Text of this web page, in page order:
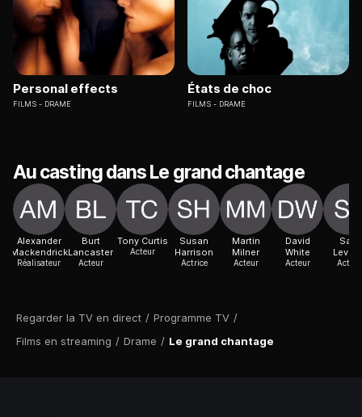
Regarder la TV en direct / Programme TV /
Films en streaming / Drame / Le grand chantage
Personal effects
FILMS DRAME
États de choc
FILMS DRAME
Au casting dans Le grand chantage
Alexander
Mackendrick
Réalisateur
Burt
Lancaster
Acteur
Tony Curtis
Acteur
Susan
Harrison
Actrice
Martin
Milner
Acteur
David
White
Acteur
Sam
Acteur